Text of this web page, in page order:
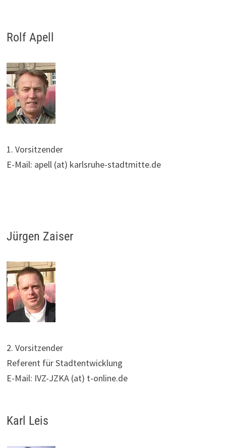
Rolf Apell
1. Vorsitzender
E-Mail: apell (at) karlsruhe-stadtmitte.de
Jürgen Zaiser
2. Vorsitzender
Referent für Stadtentwicklung
E-Mail: IVZ-JZKA (at) t-online.de
Karl Leis